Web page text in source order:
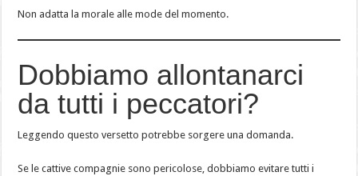
Non adatta la morale alle mode del momento.
Dobbiamo allontanarci
da tutti i peccatori?
Leggendo questo versetto potrebbe sorgere una domanda.
Se le cattive compagnie sono pericolose, dobbiamo evitare tutti i